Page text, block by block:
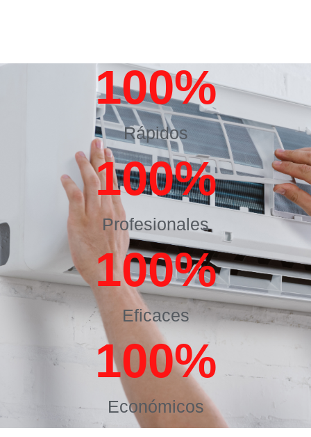
Rápidos
100%
Profesionales
100%
Eficaces
100%
Económicos
100%